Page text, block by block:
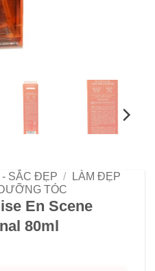
SẮC ĐẸP /
LÀM ĐẸP
TÓC
En Scene
80ml